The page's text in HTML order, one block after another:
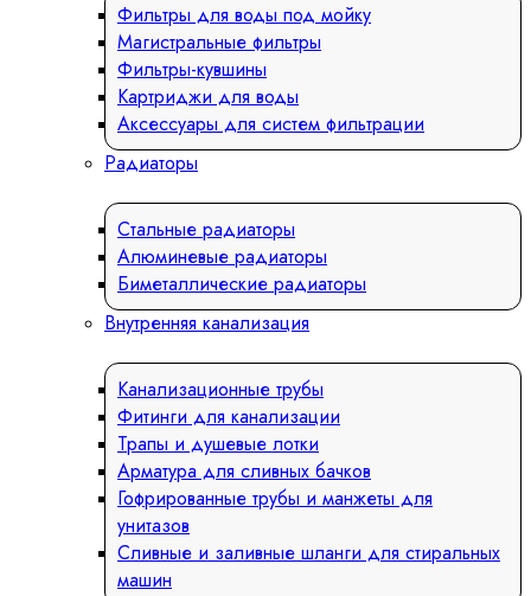
Фильтры для воды под мойку
Магистральные фильтры
Фильтры-кувшины
Картриджи для воды
Аксессуары для систем фильтрации
Радиаторы
Стальные радиаторы
Алюминевые радиаторы
Биметаллические радиаторы
Внутренняя канализация
Канализационные трубы
Фитинги для канализации
Трапы и душевые лотки
Арматура для сливных бачков
Гофрированные трубы и манжеты для
унитазов
Сливные и заливные шланги для стиральных
машин